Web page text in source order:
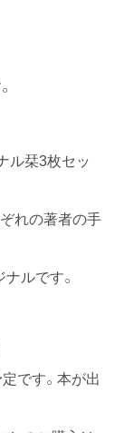
ル栞3枚セッ
れの著者の手
ルです。
です。本が出